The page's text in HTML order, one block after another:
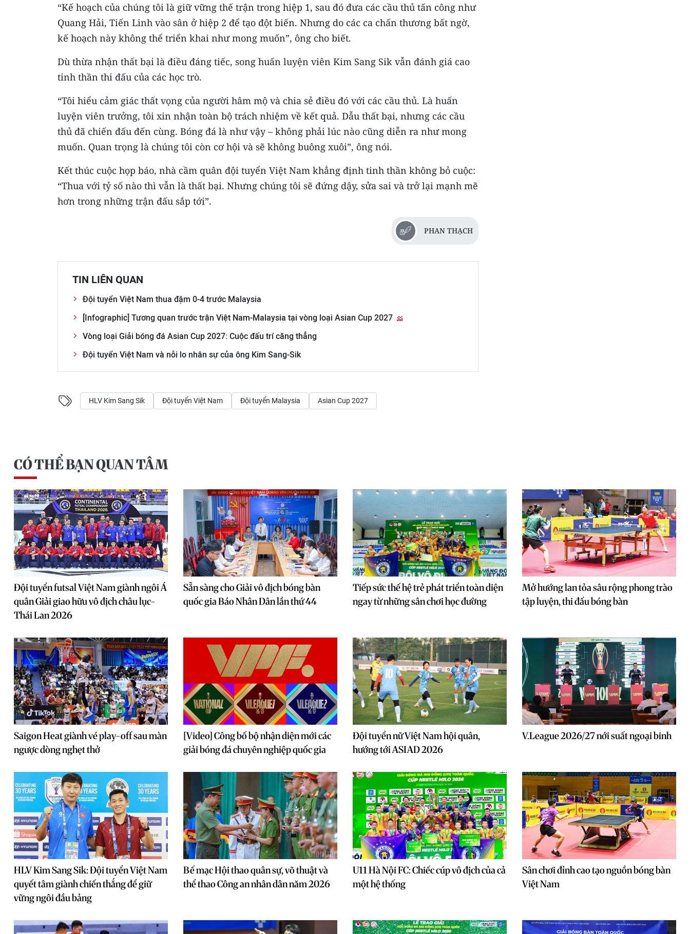
“Kế hoạch của chúng tôi là giữ vững thế trận trong hiệp 1, sau đó đưa các cầu thủ tấn công như
Quang Hải, Tiến Linh vào sân ở hiệp 2 để tạo đột biến. Nhưng do các ca chấn thương bất ngờ,
kế hoạch này không thể triển khai như mong muốn”, ông cho biết.
Dù thừa nhận thất bại là điều đáng tiếc, song huấn luyện viên Kim Sang Sik vẫn đánh giá cao
tinh thần thi đấu của các học trò.
“Tôi hiểu cảm giác thất vọng của người hâm mộ và chia sẻ điều đó với các cầu thủ. Là huấn
luyện viên trưởng, tôi xin nhận toàn bộ trách nhiệm về kết quả. Dẫu thất bại, nhưng các cầu
thủ đã chiến đấu đến cùng. Bóng đá là như vậy – không phải lúc nào cũng diễn ra như mong
muốn. Quan trọng là chúng tôi còn cơ hội và sẽ không buông xuôi”, ông nói.
Kết thúc cuộc họp báo, nhà cầm quân đội tuyển Việt Nam khẳng định tinh thần không bỏ cuộc:
“Thua với tỷ số nào thì vẫn là thất bại. Nhưng chúng tôi sẽ đứng dậy, sửa sai và trở lại mạnh mẽ
hơn trong những trận đấu sắp tới”.
PHAN THẠCH
TIN LIÊN QUAN
Đội tuyển Việt Nam thua đậm 0-4 trước Malaysia
[Infographic] Tương quan trước trận Việt Nam-Malaysia tại vòng loại Asian Cup 2027
Vòng loại Giải bóng đá Asian Cup 2027: Cuộc đấu trí căng thẳng
Đội tuyển Việt Nam và nỗi lo nhân sự của ông Kim Sang-Sik
HLV Kim Sang Sik Đội tuyển Việt Nam Đội tuyển Malaysia Asian Cup 2027
CÓ THỂ BẠN QUAN TÂM
Đội tuyển futsal Việt Nam giành ngôi Á
quân Giải giao hữu vô địch châu lục-
Thái Lan 2026
Sẵn sàng cho Giải vô địch bóng bàn
quốc gia Báo Nhân Dân lần thứ 44
Tiếp sức thế hệ trẻ phát triển toàn diện
ngay từ những sân chơi học đường
Mở hướng lan tỏa sâu rộng phong trào
tập luyện, thi đấu bóng bàn
Saigon Heat giành vé play-off sau màn
ngược dòng nghẹt thở
[Video] Công bố bộ nhận diện mới các
giải bóng đá chuyên nghiệp quốc gia
Đội tuyển nữ Việt Nam hội quân,
hướng tới ASIAD 2026
V.League 2026/27 nới suất ngoại binh
HLV Kim Sang Sik: Đội tuyển Việt Nam
quyết tâm giành chiến thắng để giữ
vững ngôi đầu bảng
Bế mạc Hội thao quân sự, võ thuật và
thể thao Công an nhân dân năm 2026
U11 Hà Nội FC: Chiếc cúp vô địch của cả
một hệ thống
Sân chơi đỉnh cao tạo nguồn bóng bàn
Việt Nam